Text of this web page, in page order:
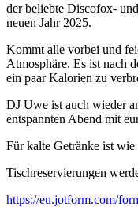
der beliebte Discofox-
neuen Jahr 2025.
Kommt alle vorbei und
Atmosphäre. Es ist nach
ein paar Kalorien zu
DJ Uwe ist auch wieder
entspannten Abend mit
Für kalte Getränke ist wie
Tischreservierungen
https://eu.jotform.com/